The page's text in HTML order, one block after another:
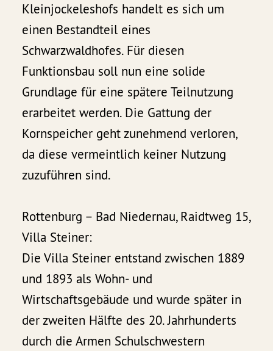
Kleinjockeleshofs handelt es sich um
einen Bestandteil eines
Schwarzwaldhofes. Für diesen
Funktionsbau soll nun eine solide
Grundlage für eine spätere Teilnutzung
erarbeitet werden. Die Gattung der
Kornspeicher geht zunehmend verloren,
da diese vermeintlich keiner Nutzung
zuzuführen sind.
Rottenburg – Bad Niedernau, Raidtweg 15,
Villa Steiner:
Die Villa Steiner entstand zwischen 1889
und 1893 als Wohn- und
Wirtschaftsgebäude und wurde später in
der zweiten Hälfte des 20. Jahrhunderts
durch die Armen Schulschwestern